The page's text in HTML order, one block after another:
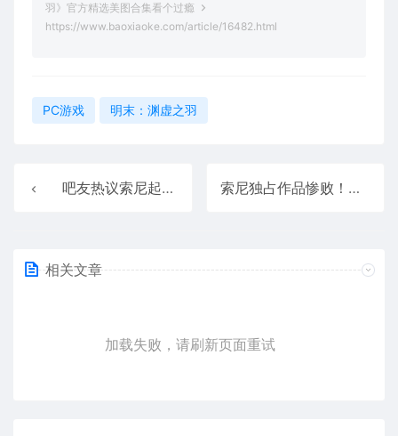
羽》官方精选美图合集看个过瘾
https://www.baoxiaoke.com/article/16482.html
PC游戏 明末：渊虚之羽
吧友热议索尼起诉腾讯：两大巨头强强对决！ 索尼独占作品惨败！年度PS5最热卖游戏竟是微软招牌作
相关文章
加载失败，请刷新页面重试